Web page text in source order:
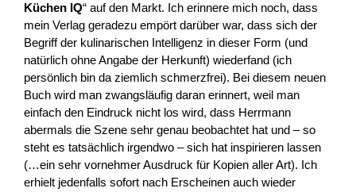
Küchen IQ“ auf den Markt. Ich erinnere mich noch, dass
mein Verlag geradezu empört darüber war, dass sich der
Begriff der kulinarischen Intelligenz in dieser Form (und
natürlich ohne Angabe der Herkunft) wiederfand (ich
persönlich bin da ziemlich schmerzfrei). Bei diesem neuen
Buch wird man zwangsläufig daran erinnert, weil man
einfach den Eindruck nicht los wird, dass Herrmann
abermals die Szene sehr genau beobachtet hat und – so
steht es tatsächlich irgendwo – sich hat inspirieren lassen
(…ein sehr vornehmer Ausdruck für Kopien aller Art). Ich
erhielt jedenfalls sofort nach Erscheinen auch wieder